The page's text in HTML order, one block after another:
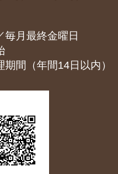
月最終金曜日
間（年間14日以内）